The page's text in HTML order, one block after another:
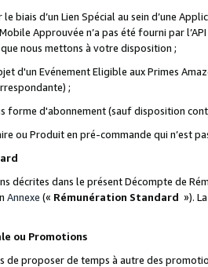
biais d’un Lien Spécial au sein d’une
Approuvée n’a pas été fourni par
nous mettons à votre disposition ;
d'un Evénement Eligible aux Primes
;
forme d'abonnement (sauf disposition
ou Produit en pré-commande qui n’est
décrites dans le présent Décompte de
Annexe (« Rémunération Standard »).
ou Promotions
de proposer de temps à autre des